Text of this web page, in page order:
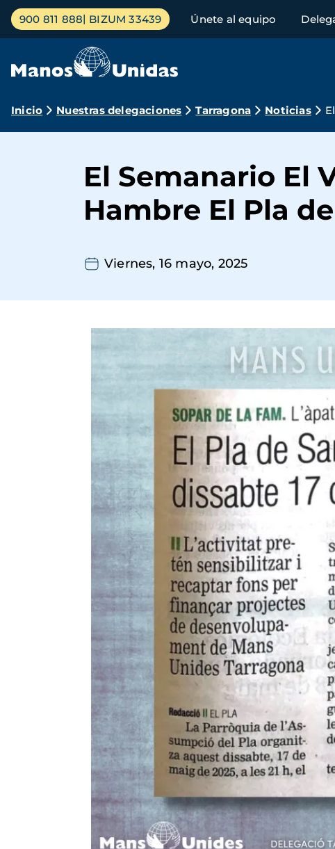
Pasar
contenido
Menú
principal
900 811 888 BIZUM 33439 Únete al equipo
Ruta
navegación
Inicio Nuestras delegaciones Tarragona Noticias
El Semanario El
Hambre El Pla
Viernes, 16 mayo, 2025